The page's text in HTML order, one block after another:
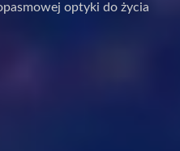
optyki do życia